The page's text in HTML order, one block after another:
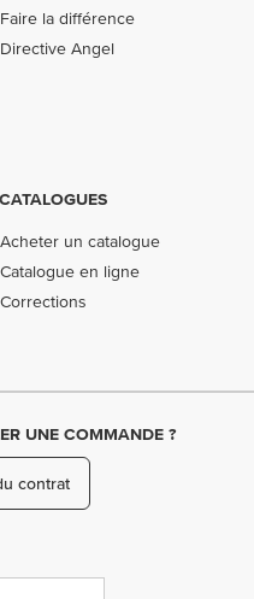
Faire la différence
Directive Angel
CATALOGUES
Acheter un catalogue
Catalogue en ligne
Corrections
UNE COMMANDE ?
contrat